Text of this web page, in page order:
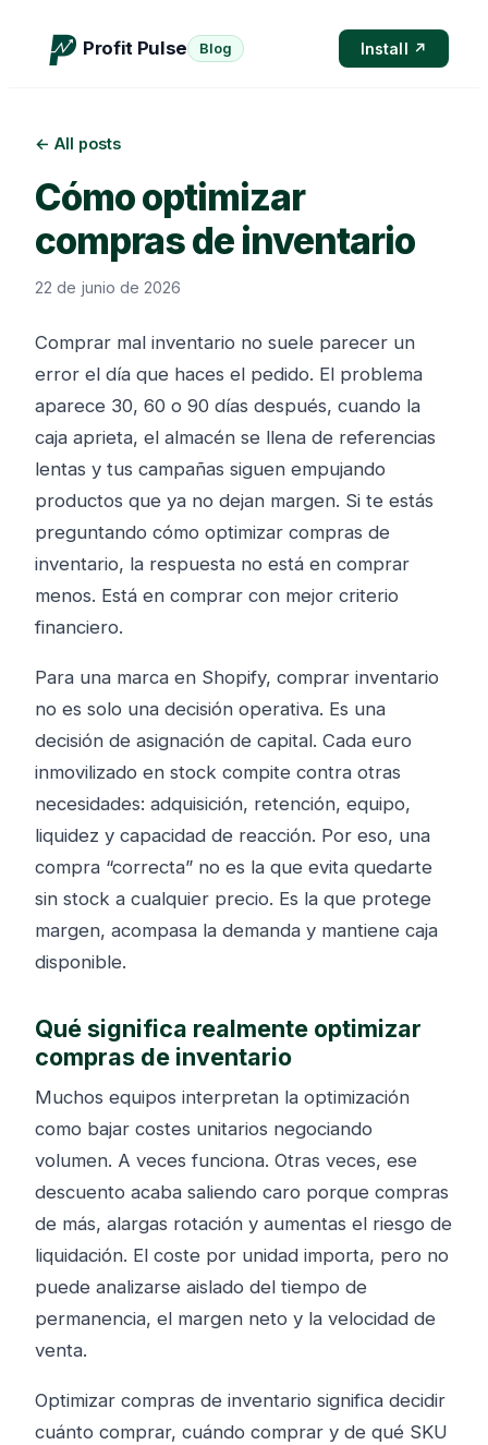
Profit Pulse Blog Install ↗
← All posts
Cómo optimizar
compras de inventario
22 de junio de 2026
Comprar mal inventario no suele parecer un
error el día que haces el pedido. El problema
aparece 30, 60 o 90 días después, cuando la
caja aprieta, el almacén se llena de referencias
lentas y tus campañas siguen empujando
productos que ya no dejan margen. Si te estás
preguntando cómo optimizar compras de
inventario, la respuesta no está en comprar
menos. Está en comprar con mejor criterio
financiero.
Para una marca en Shopify, comprar inventario
no es solo una decisión operativa. Es una
decisión de asignación de capital. Cada euro
inmovilizado en stock compite contra otras
necesidades: adquisición, retención, equipo,
liquidez y capacidad de reacción. Por eso, una
compra “correcta” no es la que evita quedarte
sin stock a cualquier precio. Es la que protege
margen, acompasa la demanda y mantiene caja
disponible.
Qué significa realmente optimizar
compras de inventario
Muchos equipos interpretan la optimización
como bajar costes unitarios negociando
volumen. A veces funciona. Otras veces, ese
descuento acaba saliendo caro porque compras
de más, alargas rotación y aumentas el riesgo de
liquidación. El coste por unidad importa, pero no
puede analizarse aislado del tiempo de
permanencia, el margen neto y la velocidad de
venta.
Optimizar compras de inventario significa decidir
cuánto comprar, cuándo comprar y de qué SKU